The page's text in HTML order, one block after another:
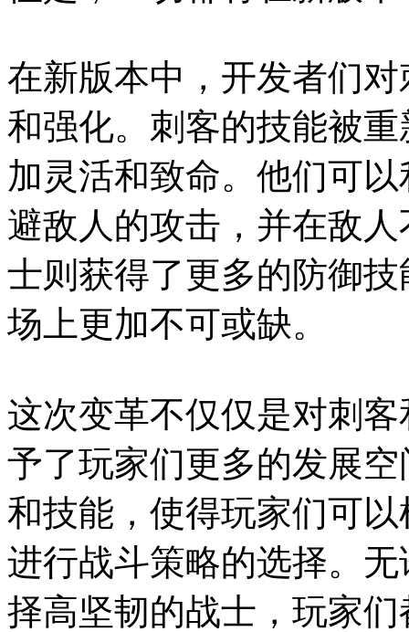
在新版本中，开发者们
和强化。刺客的技能被
加灵活和致命。他们可
避敌人的攻击，并在敌
士则获得了更多的防御
场上更加不可或缺。
这次变革不仅仅是对刺
予了玩家们更多的发展
和技能，使得玩家们可
进行战斗策略的选择。
择高坚韧的战士，玩家